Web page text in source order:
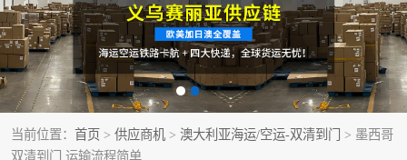
当前位置： 首页 > 供应商机 > 澳大利亚海运/空运-双清到门
> 墨西哥
双清到门 运输流程简单
加拿大海运/空运-双清到
门
澳大利亚海运/空运-双清
到门
墨西哥海运/空运-双清到
门